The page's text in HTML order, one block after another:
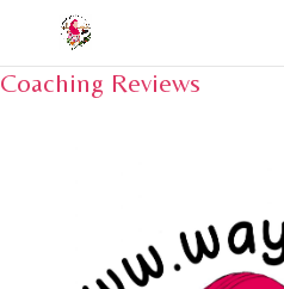
Coaching Reviews